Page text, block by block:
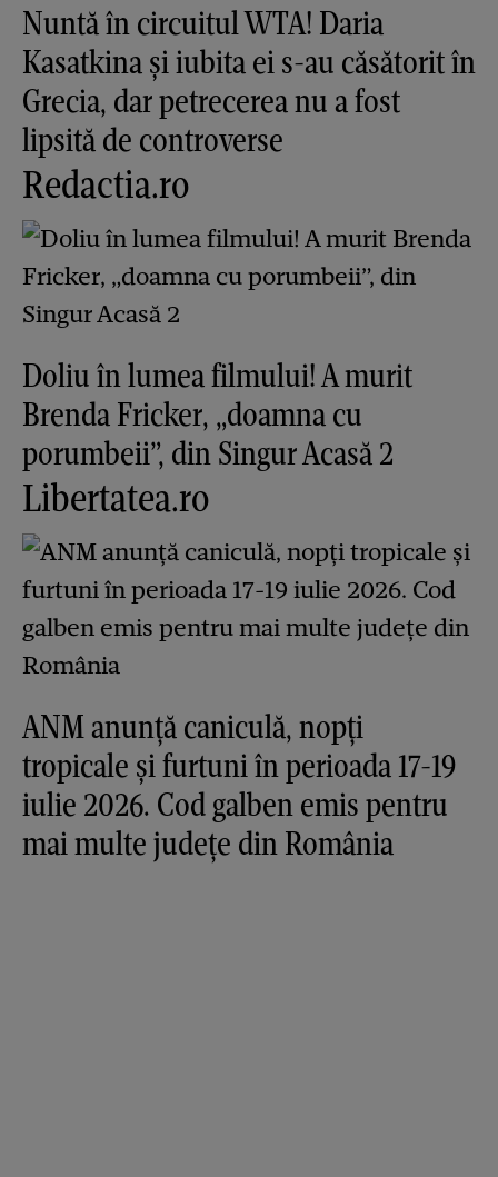
Nuntă în circuitul WTA! Daria
Kasatkina și iubita ei s-au căsătorit în
Grecia, dar petrecerea nu a fost
lipsită de controverse
Redactia.ro
Doliu în lumea filmului! A murit
Brenda Fricker, „doamna cu
porumbeii”, din Singur Acasă 2
Libertatea.ro
ANM anunță caniculă, nopți
tropicale și furtuni în perioada 17-19
iulie 2026. Cod galben emis pentru
mai multe județe din România